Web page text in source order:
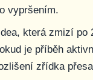
vypršením.
která zmizí po
je příběh
zřídka